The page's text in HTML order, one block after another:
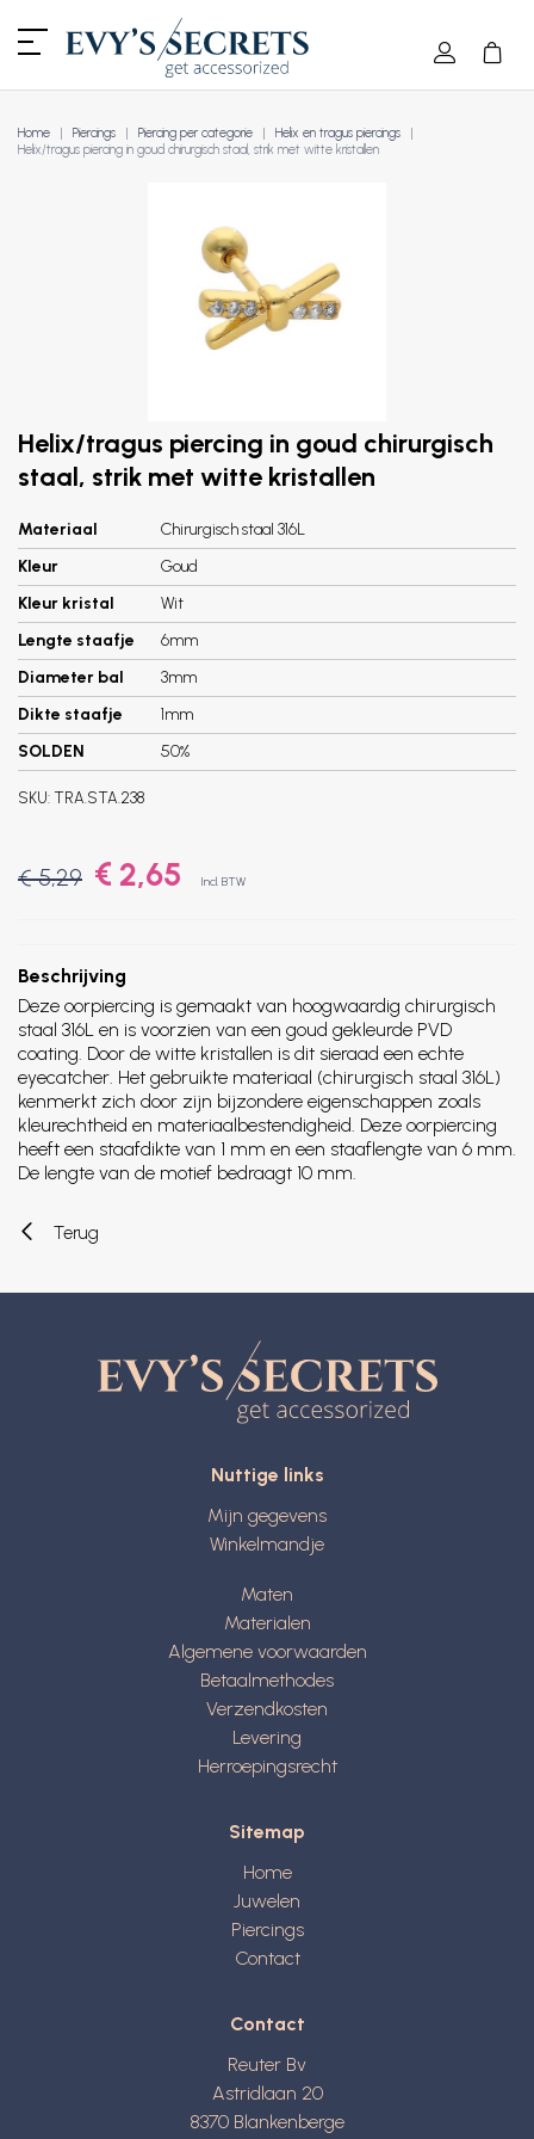
Home Piercings Piercing per categorie
Helix en tragus piercings
Helix/tragus piercing in goud chirurgisch staal, strik met witte kristallen
Helix/tragus piercing in goud chirurgisch
staal, strik met witte kristallen
Materiaal
Chirurgisch staal 316L
Kleur
Goud
Kleur kristal
Wit
Lengte staafje
6mm
Diameter bal
3mm
Dikte staafje
1mm
SOLDEN
50%
SKU: TRA.STA.238
€ 5,29 € 2,65 Incl. BTW
Beschrijving
Deze oorpiercing is gemaakt van hoogwaardig chirurgisch
staal 316L en is voorzien van een goud gekleurde PVD
coating. Door de witte kristallen is dit sieraad een echte
eyecatcher. Het gebruikte materiaal (chirurgisch staal 316L)
kenmerkt zich door zijn bijzondere eigenschappen zoals
kleurechtheid en materiaalbestendigheid. Deze oorpiercing
heeft een staafdikte van 1 mm en een staaflengte van 6 mm.
De lengte van de motief bedraagt 10 mm.
Terug
Nuttige links
Mijn gegevens
Winkelmandje
Maten
Materialen
Algemene voorwaarden
Betaalmethodes
Verzendkosten
Levering
Herroepingsrecht
Sitemap
Home
Juwelen
Piercings
Contact
Contact
Reuter Bv
Astridlaan 20
8370 Blankenberge